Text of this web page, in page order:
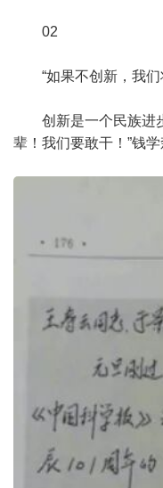
02
“如果不创新，我
创新是一个民族进
辈！我们要敢干！”钱